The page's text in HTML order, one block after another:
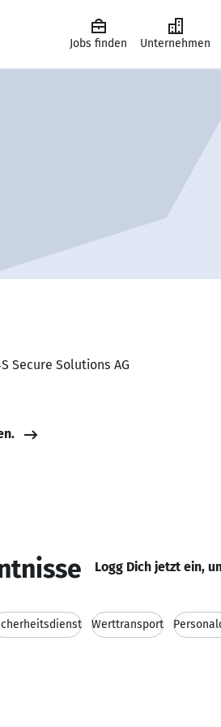
Jobs finden Unternehmen
Secure Solutions AG
Logg Dich jetzt ein,
Werttransport